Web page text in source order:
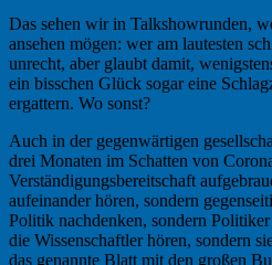
Das sehen wir in Talkshowrunden,
ansehen mögen: wer am lautesten
unrecht, aber glaubt damit,
ein bisschen Glück sogar eine
ergattern. Wo sonst?
Auch in der gegenwärtigen
drei Monaten im Schatten von
Verständigungsbereitschaft
aufeinander hören, sondern
Politik nachdenken, sondern
die Wissenschaftler hören, sondern
das genannte Blatt mit den großen